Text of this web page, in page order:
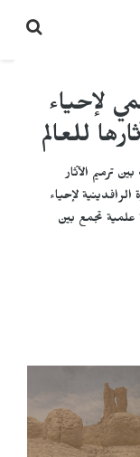
لإحياء
للعالم
ترميم الآثار
لإحياء
علمية تجمع بين